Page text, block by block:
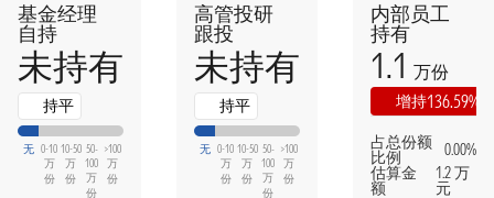
基金经理
自持
未持有
持平
无 0-10
万
份
10-50
万
份
50-
100
万
份
>100
万
份
高管投研
跟投
未持有
持平
无 0-10
万
份
10-50
万
份
50-
100
万
份
>100
万
份
内部员工
持有
1.1 万份
增持136.59%
占总份额
比例
0.00%
估算金
额
1.2 万
元